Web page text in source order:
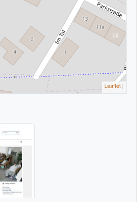
Leaflet |